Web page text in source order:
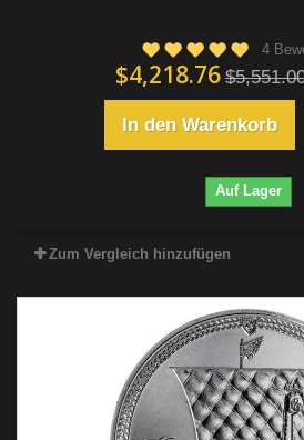
4
$4,218.76
In den Warenkorb
Auf Lager
Zum Vergleich hinzufügen